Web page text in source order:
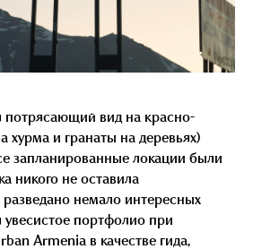
потрясающий вид на красно-
хурма и гранаты на деревьях)
запланированные локации были
никого не оставила
немало интересных
портфолио при
Armenia в качестве гида,